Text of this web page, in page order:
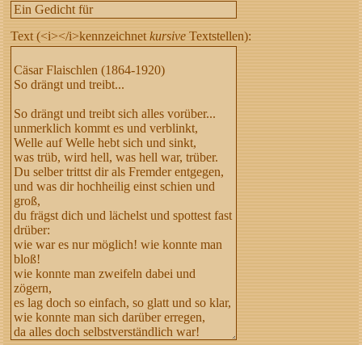
Text (<i></i>kennzeichnetkursive Textstellen):